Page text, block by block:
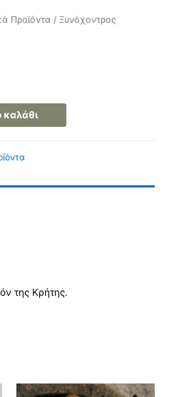
Προϊόντα / Ξυνόχοντρος
της Κρήτης.